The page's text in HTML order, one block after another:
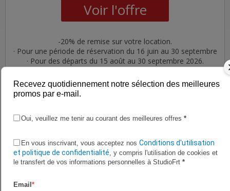
Voir l'offre
-20% de remise sur votre location.
· Pour une période de réservation du 16 juin au 30 septembre
· Pour des départs du 15 août au 30 septembre 2026.
· Locations de 3 à 21 jours
· Type de v...
Recevez quotidiennement notre sélection des meilleures
promos par e-mail.
Oui, veuillez me tenir au courant des meilleures offres *
En vous inscrivant, vous acceptez nos Conditions d'utilisation
et politique de confidentialité , y compris l'utilisation de cookies et
le transfert de vos informations personnelles à StudioFrt *
Email *